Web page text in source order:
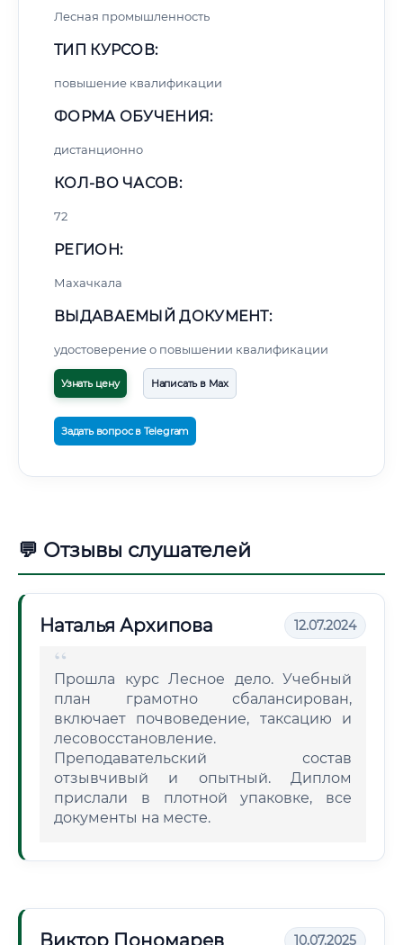
Лесная промышленность
ТИП КУРСОВ:
повышение квалификации
ФОРМА ОБУЧЕНИЯ:
дистанционно
КОЛ-ВО ЧАСОВ:
72
РЕГИОН:
Махачкала
ВЫДАВАЕМЫЙ ДОКУМЕНТ:
удостоверение о повышении квалификации
Узнать цену Написать в Max
Задать вопрос в Telegram
💬 Отзывы слушателей
Наталья Архипова 12.07.2024
Прошла курс Лесное дело. Учебный
план грамотно сбалансирован,
включает почвоведение, таксацию и
лесовосстановление.
Преподавательский состав
отзывчивый и опытный. Диплом
прислали в плотной упаковке, все
документы на месте.
Виктор Пономарев 10.07.2025